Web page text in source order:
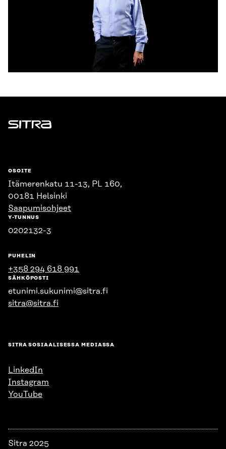
Sitra
OSOITE
Itämerenkatu 11-13, PL 160,
00181 Helsinki
Saapumisohjeet
Y-TUNNUS
0202132-3
PUHELIN
+358 294 618 991
SÄHKÖPOSTI
etunimi.sukunimi@sitra.fi
sitra@sitra.fi
SITRA SOSIAALISESSA MEDIASSA
LinkedIn
Instagram
YouTube
Sitra 2025